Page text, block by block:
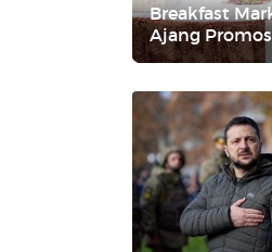
Breakfast
Ajang